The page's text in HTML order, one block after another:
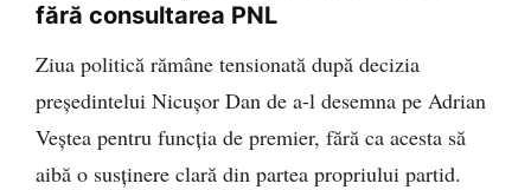
fără consultarea PNL
Ziua politică rămâne tensionată după decizia
președintelui Nicușor Dan de a-l desemna pe Adrian
Veștea pentru funcția de premier, fără ca acesta să
aibă o susținere clară din partea propriului partid.